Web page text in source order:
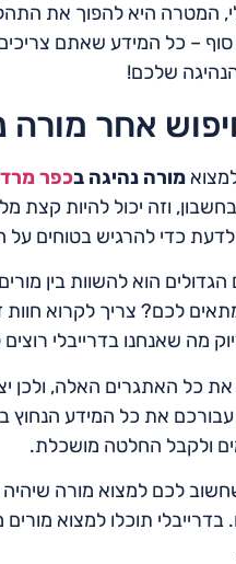
המטרה היא להפוך את
סוף – כל המידע שאתם
שלכם!
אחר מורה
מורה נהיגה בכפר
וזה יכול להיות קצת
כדי להרגיש בטוחים על
הוא להשוות בין
לכם? צריך לקרוא
מה שאנחנו בדרייבלי
את כל האתגרים האלה,
עבורכם את כל המידע הנחוץ
ולקבל החלטה מושכלת.
שחשוב לכם למצוא מורה
תוכלו למצוא